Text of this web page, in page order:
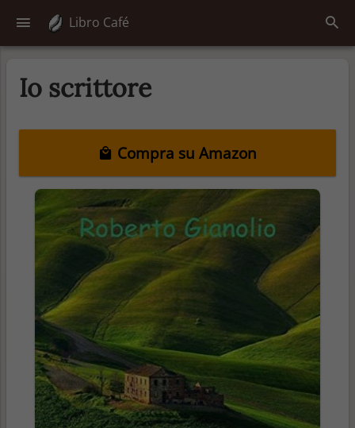
Libro Café
Io scrittore
Compra su Amazon